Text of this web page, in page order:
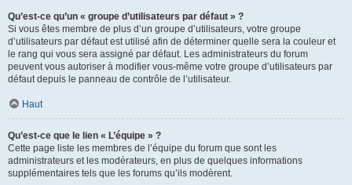
Qu’est-ce qu’un « groupe d’utilisateurs par défaut » ?
Si vous êtes membre de plus d’un groupe d’utilisateurs, votre groupe
d’utilisateurs par défaut est utilisé afin de déterminer quelle sera la couleur et
le rang qui vous sera assigné par défaut. Les administrateurs du forum
peuvent vous autoriser à modifier vous-même votre groupe d’utilisateurs par
défaut depuis le panneau de contrôle de l’utilisateur.
Haut
Qu’est-ce que le lien « L’équipe » ?
Cette page liste les membres de l’équipe du forum que sont les
administrateurs et les modérateurs, en plus de quelques informations
supplémentaires tels que les forums qu’ils modèrent.